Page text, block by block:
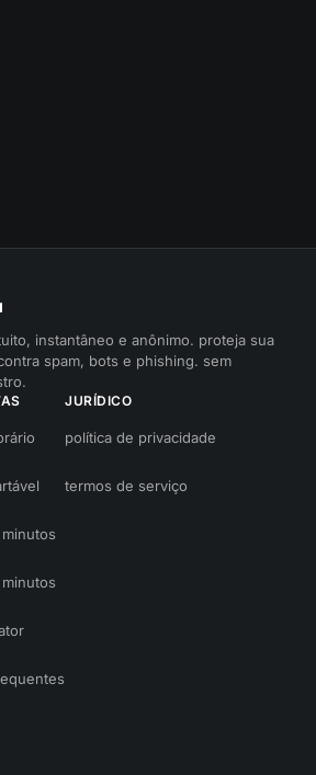
instantâneo e anônimo. proteja sua
spam, bots e phishing. sem
JURÍDICO
política de privacidade
termos de serviço